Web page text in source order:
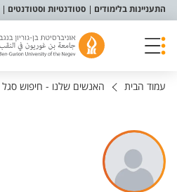
תפריט נגישות
התעניינות בלימודים סטודנטיות וסטודנטים
עמוד הבית האנשים שלנו - חיפוש סגל